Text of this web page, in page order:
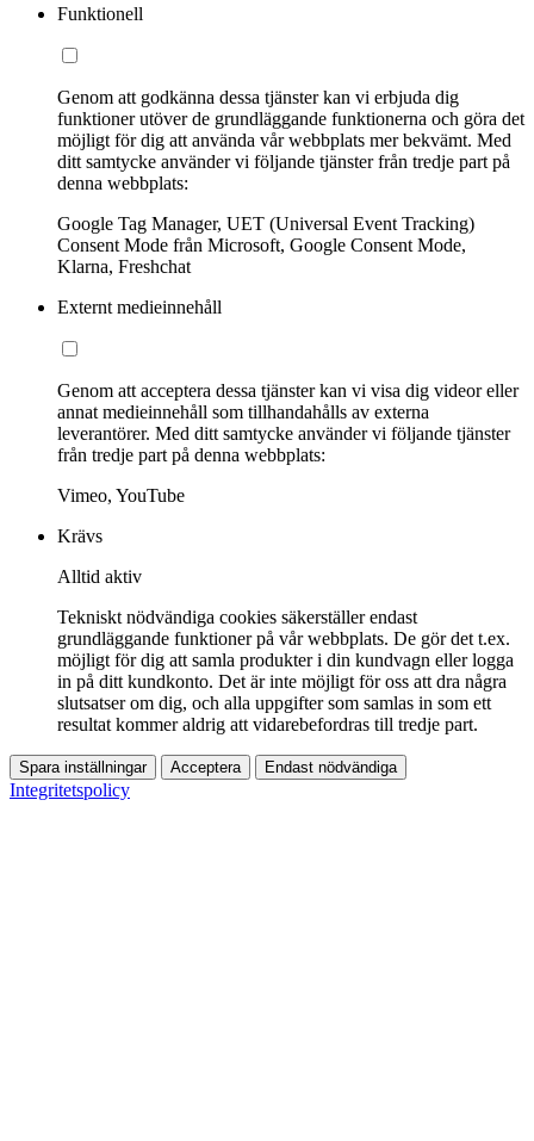
Funktionell
Genom att godkänna dessa tjänster kan vi erbjuda dig
funktioner utöver de grundläggande funktionerna och göra det
möjligt för dig att använda vår webbplats mer bekvämt. Med
ditt samtycke använder vi följande tjänster från tredje part på
denna webbplats:
Google Tag Manager, UET (Universal Event Tracking)
Consent Mode från Microsoft, Google Consent Mode,
Klarna, Freshchat
Externt medieinnehåll
Genom att acceptera dessa tjänster kan vi visa dig videor eller
annat medieinnehåll som tillhandahålls av externa
leverantörer. Med ditt samtycke använder vi följande tjänster
från tredje part på denna webbplats:
Vimeo, YouTube
Krävs
Alltid aktiv
Tekniskt nödvändiga cookies säkerställer endast
grundläggande funktioner på vår webbplats. De gör det t.ex.
möjligt för dig att samla produkter i din kundvagn eller logga
in på ditt kundkonto. Det är inte möjligt för oss att dra några
slutsatser om dig, och alla uppgifter som samlas in som ett
resultat kommer aldrig att vidarebefordras till tredje part.
Spara inställningar Acceptera Endast nödvändiga
Integritetspolicy